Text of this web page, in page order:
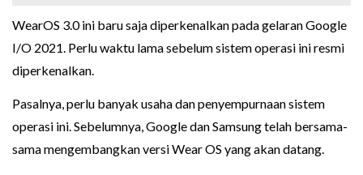
WearOS 3.0 ini baru saja diperkenalkan pada gelaran Google
I/O 2021. Perlu waktu lama sebelum sistem operasi ini resmi
diperkenalkan.
Pasalnya, perlu banyak usaha dan penyempurnaan sistem
operasi ini. Sebelumnya, Google dan Samsung telah bersama-
sama mengembangkan versi Wear OS yang akan datang.